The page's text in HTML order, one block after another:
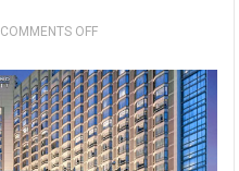
COMMENTS OFF